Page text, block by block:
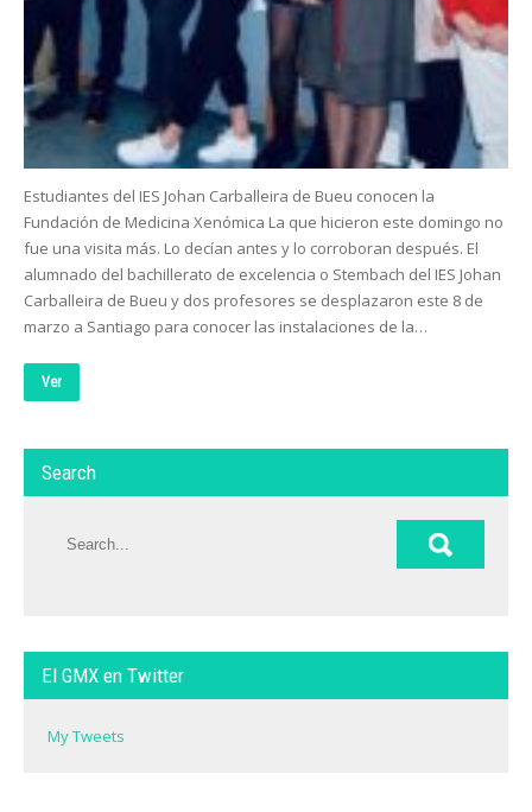
Estudiantes del IES Johan Carballeira de Bueu conocen la
Fundación de Medicina Xenómica La que hicieron este domingo no
fue una visita más. Lo decían antes y lo corroboran después. El
alumnado del bachillerato de excelencia o Stembach del IES Johan
Carballeira de Bueu y dos profesores se desplazaron este 8 de
marzo a Santiago para conocer las instalaciones de la…
Ver
Search
El GMX en Twitter
My Tweets